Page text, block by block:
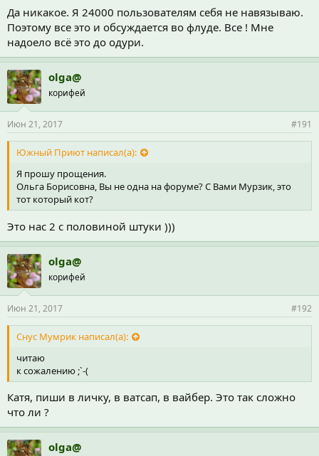
Да никакое. Я 24000 пользователям себя не навязываю.
Поэтому все это и обсуждается во флуде. Все ! Мне
надоело всё это до одури.
olga@
корифей
Июн 21, 2017 #191
Южный Приют написал(а):
Я прошу прощения.
Ольга Борисовна, Вы не одна на форуме? С Вами Мурзик, это
тот который кот?
Это нас 2 с половиной штуки )))
olga@
корифей
Июн 21, 2017 #192
Снус Мумрик написал(а):
читаю
к сожалению ;`-(
Катя, пиши в личку, в ватсап, в вайбер. Это так сложно
что ли ?
olga@